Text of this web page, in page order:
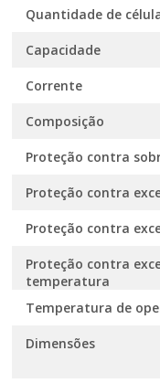
Quantidade de
Capacidade
Corrente
Composição
Proteção contra
Proteção contra
Proteção contra
Proteção contra
temperatura
Temperatura de
Dimensões